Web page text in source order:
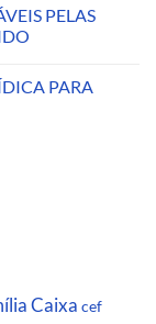
PELAS
PARA
Caixa cef